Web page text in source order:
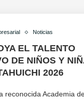
Noticias
EL TALENTO
DE NIÑOS Y
2026
reconocida Academia